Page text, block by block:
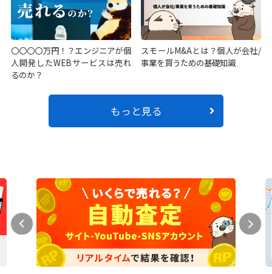
〇〇〇〇万円！？エンジニアが個
人開発したWEBサービスは売れ
るのか？
スモールM&Aとは？個人が会社/
事業を買うための基礎知識
もっと見る